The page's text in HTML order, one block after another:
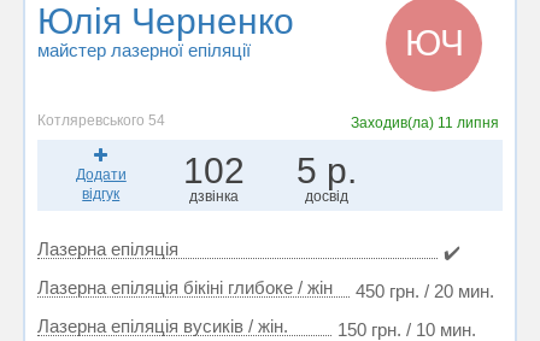
Юлія Черненко
майстер лазерної епіляції ЮЧ
Котляревського 54 Заходив(ла) 11 липня
Додати
відгук
102
дзвінка
5 р.
досвід
Лазерна епіляція
✔️
Лазерна епіляція бікіні глибоке / жін
450 грн. / 20 мин.
Лазерна епіляція вусиків / жін.
150 грн. / 10 мин.